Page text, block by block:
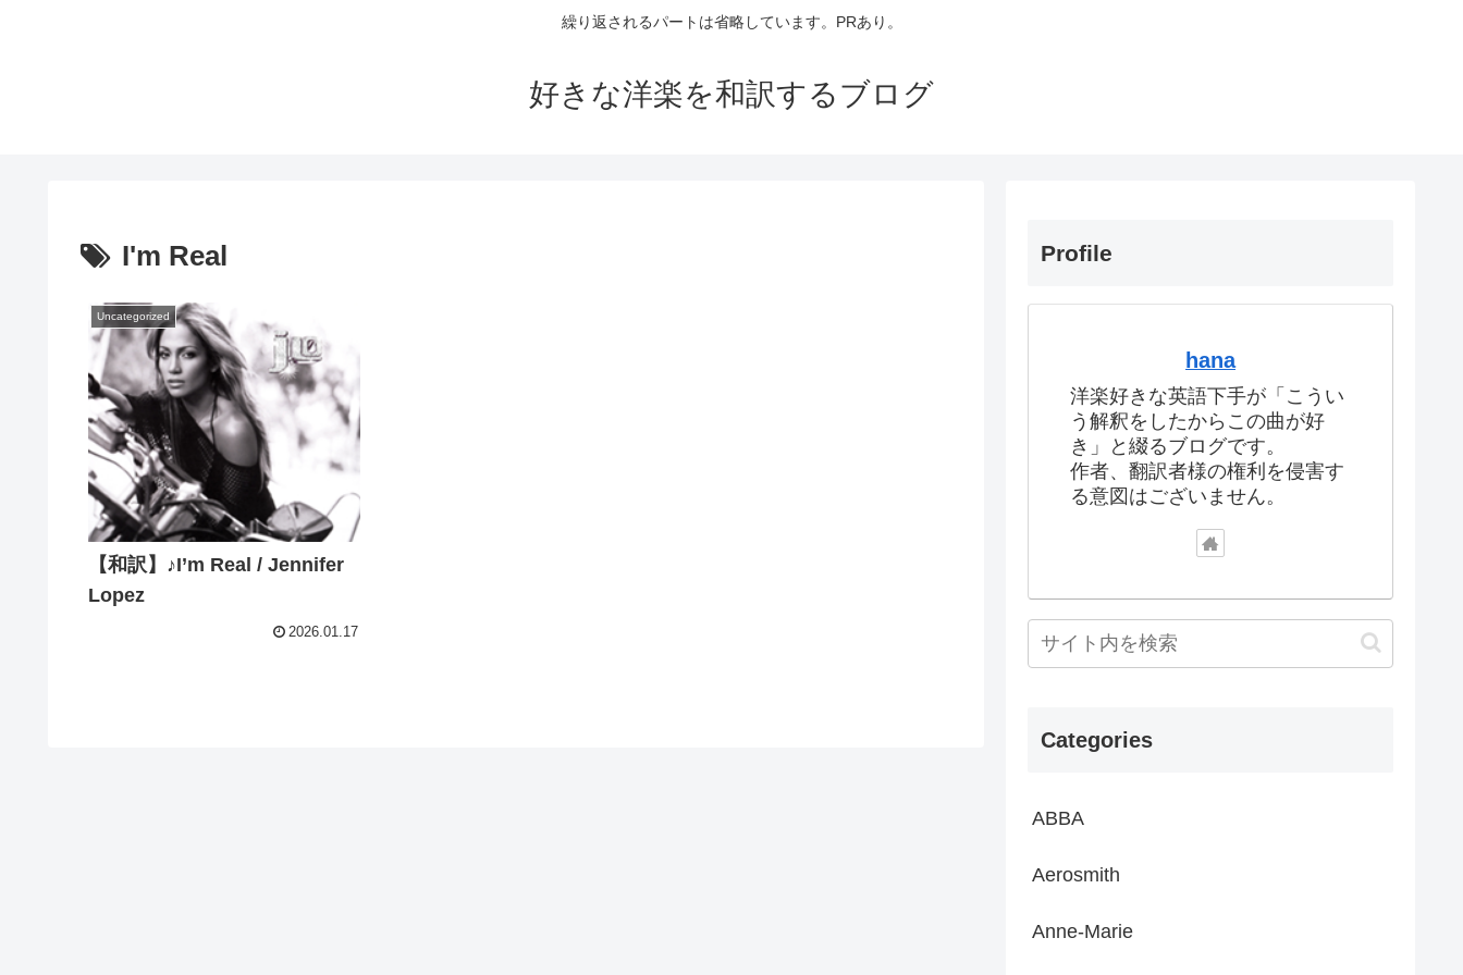
繰り返されるパートは省略しています。PRあり。
好きな洋楽を和訳するブログ
I'm Real
Uncategorized
【和訳】♪I’m Real / Jennifer
Lopez
2026.01.17
Profile
hana
洋楽好きな英語下手が「こうい
う解釈をしたからこの曲が好
き」と綴るブログです。
作者、翻訳者様の権利を侵害す
る意図はございません。
Categories
ABBA
Aerosmith
Anne-Marie